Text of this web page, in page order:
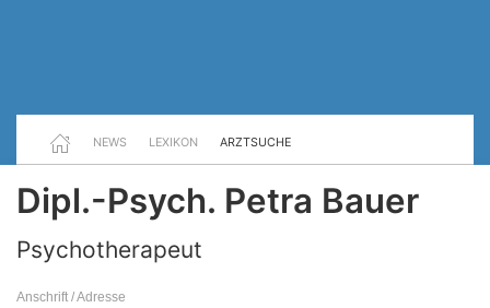
NEWS LEXIKON ARZTSUCHE
Dipl.-Psych. Petra Bauer
Psychotherapeut
Anschrift / Adresse